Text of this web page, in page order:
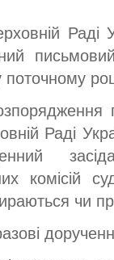
Раді
Раді
комісій
чи